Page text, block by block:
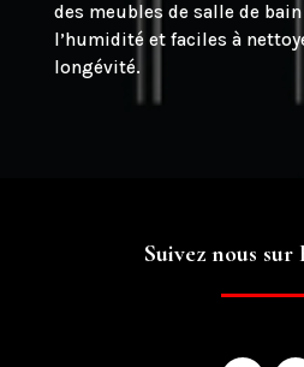
des meubles de salle de
l’humidité et faciles à
longévité.
Suivez nous sur